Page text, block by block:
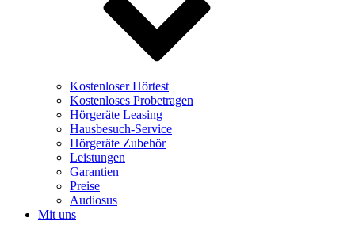
Kostenloser Hörtest
Kostenloses Probetragen
Hörgeräte Leasing
Hausbesuch-Service
Hörgeräte Zubehör
Leistungen
Garantien
Preise
Audiosus
Mit uns